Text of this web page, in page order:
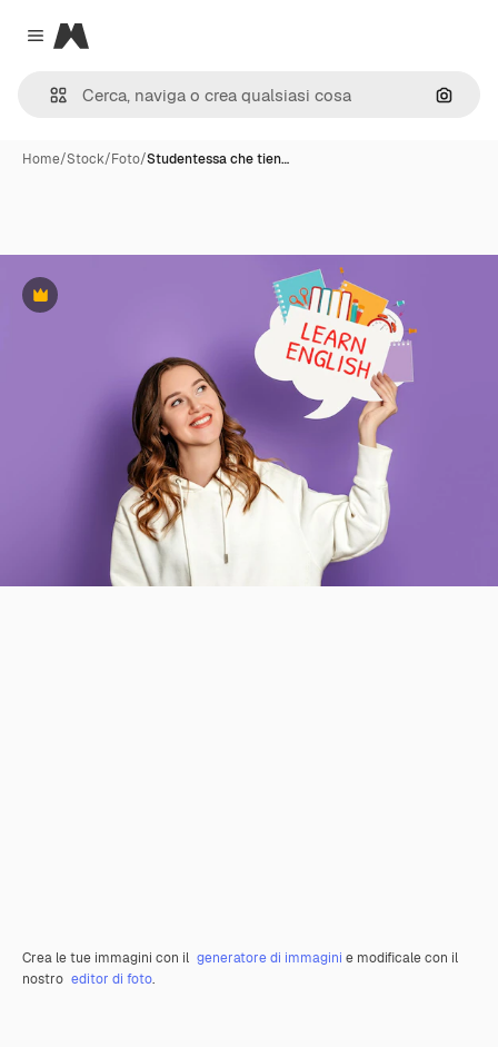
Close menu
Magnific
Cerca
Home/Stock/Foto/Studentessa che tien…
Premium
Crea le tue immagini con il generatore di immagini e modificale con il
nostro editor di foto.